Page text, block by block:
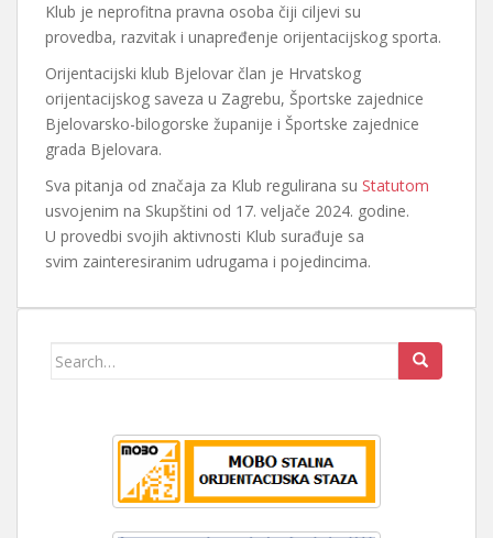
Klub je neprofitna pravna osoba čiji ciljevi su
provedba, razvitak i unapređenje orijentacijskog sporta.
Orijentacijski klub Bjelovar član je Hrvatskog
orijentacijskog saveza u Zagrebu, Športske zajednice
Bjelovarsko-bilogorske županije i Športske zajednice
grada Bjelovara.
Sva pitanja od značaja za Klub regulirana su Statutom
usvojenim na Skupštini od 17. veljače 2024. godine.
U provedbi svojih aktivnosti Klub surađuje sa
svim zainteresiranim udrugama i pojedincima.
Search